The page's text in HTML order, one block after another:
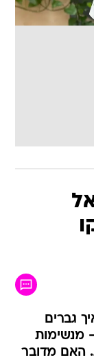
גברים
מנשימות
האם מדובר